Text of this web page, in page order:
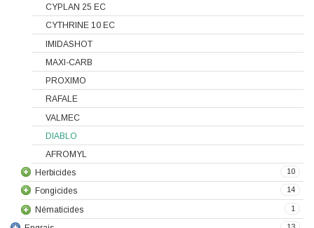
CYPLAN 25 EC
CYTHRINE 10 EC
IMIDASHOT
MAXI-CARB
PROXIMO
RAFALE
VALMEC
DIABLO
AFROMYL
10
Herbicides
14
Fongicides
1
Nématicides